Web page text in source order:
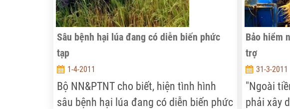
Sâu bệnh hại lúa đang có diễn biến phức
tạp
1-4-2011
Bộ NN&PTNT cho biết, hiện tình hình
sâu bệnh hại lúa đang có diễn biến phức
Bảo hiểm
trợ
31-3-2011
"Ngoài
phải xây